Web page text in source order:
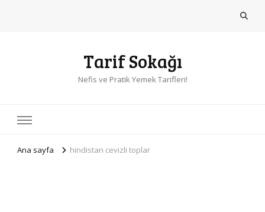
Tarif Sokağı
Nefis ve Pratik Yemek Tarifleri!
Ana sayfa hindistan cevizli toplar